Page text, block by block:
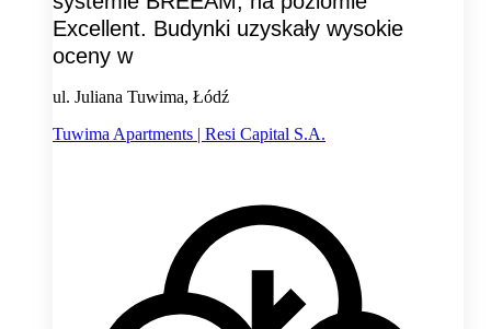
Excellent. Budynki uzyskały wysokie
oceny w
ul. Juliana Tuwima, Łódź
Tuwima Apartments | Resi Capital S.A.